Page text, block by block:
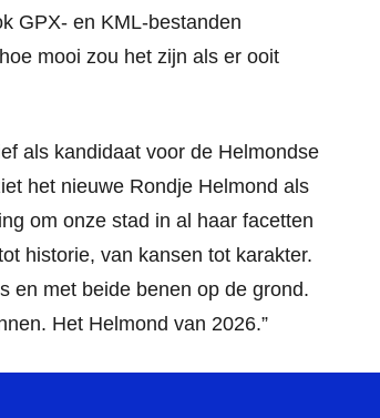
GPX- en KML-bestanden
mooi zou het zijn als er ooit
als kandidaat voor de Helmondse
het nieuwe Rondje Helmond als
om onze stad in al haar facetten
historie, van kansen tot karakter.
en met beide benen op de grond.
Het Helmond van 2026.”